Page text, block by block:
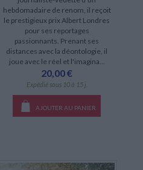
hebdomadaire de renom, il reçoit
le prestigieux prix Albert Londres
pour ses reportages
passionnants. Prenant ses
distances avec la déontologie, il
joue avec le réel et l'imagina...
20,00 €
Expédié sous 10 à 15 j.
AJOUTER AU PANIER